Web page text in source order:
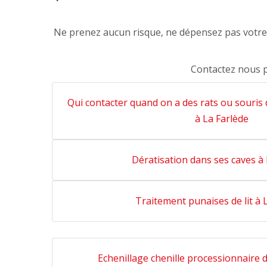
Ne prenez aucun risque, ne dépensez pas
Contactez nous
Qui contacter quand on a des rats ou souris
à La Farlède
Dératisation dans ses caves à
Traitement punaises de lit à
Echenillage chenille processionnaire